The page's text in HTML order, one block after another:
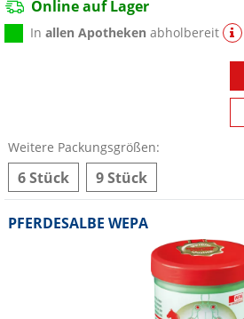
Online auf Lager
Inallen Apotheken abholbereit
Weitere Packungsgrößen:
6 Stück 9 Stück
PFERDESALBE WEPA